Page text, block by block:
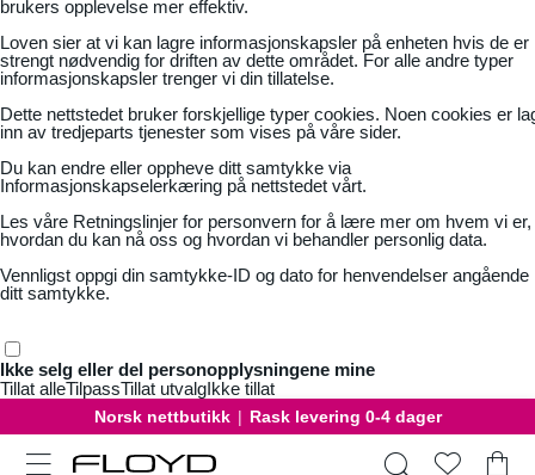
brukers opplevelse mer effektiv.
Loven sier at vi kan lagre informasjonskapsler på enheten hvis de er
strengt nødvendig for driften av dette området. For alle andre typer
informasjonskapsler trenger vi din tillatelse.
Dette nettstedet bruker forskjellige typer cookies. Noen cookies er
inn av tredjeparts tjenester som vises på våre sider.
Du kan endre eller oppheve ditt samtykke via
Informasjonskapselerkæring på nettstedet vårt.
Les våre Retningslinjer for personvern for å lære mer om hvem vi er,
hvordan du kan nå oss og hvordan vi behandler personlig data.
Vennligst oppgi din samtykke-ID og dato for henvendelser angående
ditt samtykke.
Ikke selg eller del personopplysningene mine
Tillat alleTilpassTillat utvalgIkke tillat
Norsk nettbutikk | Rask levering 0-4 dager